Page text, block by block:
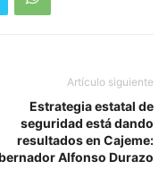
Artículo siguiente
Estrategia estatal de
seguridad está dando
resultados en Cajeme:
Alfonso Durazo